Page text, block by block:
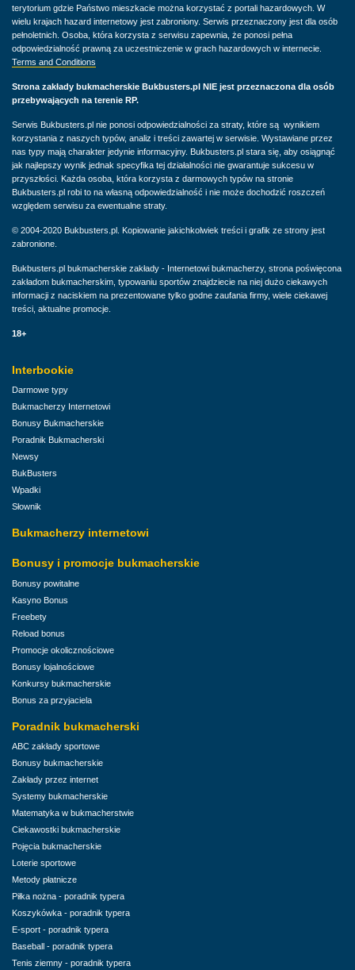
terytorium gdzie Państwo mieszkacie można korzystać z portali hazardowych. W
wielu krajach hazard internetowy jest zabroniony. Serwis przeznaczony jest dla osób
pełnoletnich. Osoba, która korzysta z serwisu zapewnia, że ponosi pełna
odpowiedzialność prawną za uczestniczenie w grach hazardowych w internecie.
Terms and Conditions
Strona zakłady bukmacherskie Bukbusters.pl NIE jest przeznaczona dla osób
przebywających na terenie RP.
Serwis Bukbusters.pl nie ponosi odpowiedzialności za straty, które są wynikiem
korzystania z naszych typów, analiz i treści zawartej w serwisie. Wystawiane przez
nas typy mają charakter jedynie informacyjny. Bukbusters.pl stara się, aby osiągnąć
jak najlepszy wynik jednak specyfika tej działalności nie gwarantuje sukcesu w
przyszłości. Każda osoba, która korzysta z darmowych typów na stronie
Bukbusters.pl robi to na własną odpowiedzialność i nie może dochodzić roszczeń
względem serwisu za ewentualne straty.
© 2004-2020 Bukbusters.pl. Kopiowanie jakichkolwiek treści i grafik ze strony jest
zabronione.
Bukbusters.pl bukmacherskie zakłady - Internetowi bukmacherzy, strona poświęcona
zakładom bukmacherskim, typowaniu sportów znajdziecie na niej dużo ciekawych
informacji z naciskiem na prezentowane tylko godne zaufania firmy, wiele ciekawej
treści, aktualne promocje.
18+
Interbookie
Darmowe typy
Bukmacherzy Internetowi
Bonusy Bukmacherskie
Poradnik Bukmacherski
Newsy
BukBusters
Wpadki
Słownik
Bukmacherzy internetowi
Bonusy i promocje bukmacherskie
Bonusy powitalne
Kasyno Bonus
Freebety
Reload bonus
Promocje okolicznościowe
Bonusy lojalnościowe
Konkursy bukmacherskie
Bonus za przyjaciela
Poradnik bukmacherski
ABC zakłady sportowe
Bonusy bukmacherskie
Zakłady przez internet
Systemy bukmacherskie
Matematyka w bukmacherstwie
Ciekawostki bukmacherskie
Pojęcia bukmacherskie
Loterie sportowe
Metody płatnicze
Piłka nożna - poradnik typera
Koszykówka - poradnik typera
E-sport - poradnik typera
Baseball - poradnik typera
Tenis ziemny - poradnik typera